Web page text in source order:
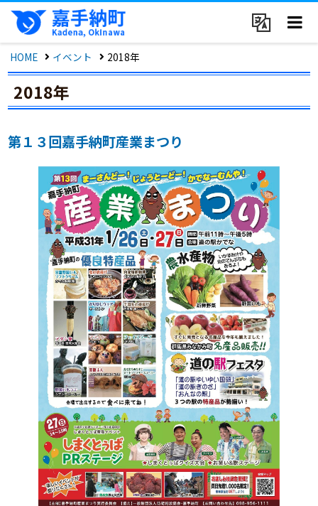
HOME イベント 2018年
2018年
第１３回嘉手納町産業まつり